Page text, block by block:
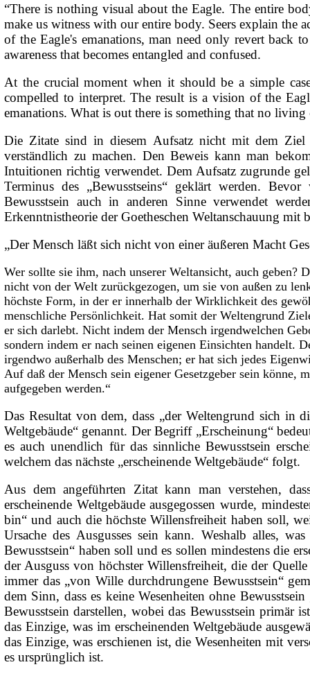
“There is nothing visual about the Eagle. The entire
make us witness with our entire body. Seers explain the
of the Eagle's emanations, man need only revert back
awareness that becomes entangled and confused.
At the crucial moment when it should be a simple
compelled to interpret. The result is a vision of the
emanations. What is out there is something that no living
Die Zitate sind in diesem Aufsatz nicht mit dem Ziel
verständlich zu machen. Den Beweis kann man
Intuitionen richtig verwendet. Dem Aufsatz zugrunde
Terminus des „Bewusstseins“ geklärt werden.
Bewusstsein auch in anderen Sinne verwendet
Erkenntnistheorie der Goetheschen Weltanschauung mit
„Der Mensch läßt sich nicht von einer äußeren Macht
Wer sollte sie ihm, nach unserer Weltansicht, auch geben?
nicht von der Welt zurückgezogen, um sie von außen zu
höchste Form, in der er innerhalb der Wirklichkeit des
menschliche Persönlichkeit. Hat somit der Weltengrund
er sich darlebt. Nicht indem der Mensch irgendwelchen
sondern indem er nach seinen eigenen Einsichten
irgendwo außerhalb des Menschen; er hat sich jedes
Auf daß der Mensch sein eigener Gesetzgeber sein könne,
aufgegeben werden.“
Das Resultat von dem, dass „der Weltengrund sich in
Weltgebäude“ genannt. Der Begriff „Erscheinung“
es auch unendlich für das sinnliche Bewusstsein
welchem das nächste „erscheinende Weltgebäude“ folgt.
Aus dem angeführten Zitat kann man verstehen,
erscheinende Weltgebäude ausgegossen wurde,
bin“ und auch die höchste Willensfreiheit haben soll,
Ursache des Ausgusses sein kann. Weshalb alles,
Bewusstsein“ haben soll und es sollen mindestens die
der Ausguss von höchster Willensfreiheit, die der
immer das „von Wille durchdrungene Bewusstsein“
dem Sinn, dass es keine Wesenheiten ohne
Bewusstsein darstellen, wobei das Bewusstsein primär
das Einzige, was im erscheinenden Weltgebäude
das Einzige, was erschienen ist, die Wesenheiten mit
es ursprünglich ist.